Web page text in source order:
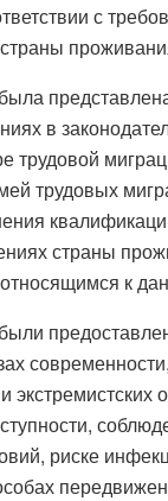
с
в
трудовой
трудовых
страны
к
экстремистских
риске